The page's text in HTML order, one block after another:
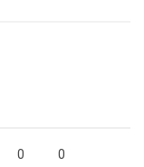
0 0